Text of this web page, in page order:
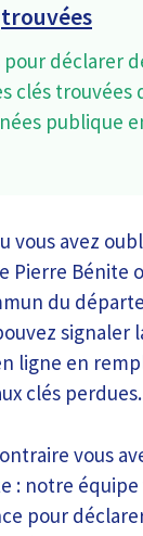
trouvées
déclarer
clés trouvées
publique
vous avez
Pierre Bénite
du
signaler
ligne en
clés perdues.
vous
: notre équipe
pour